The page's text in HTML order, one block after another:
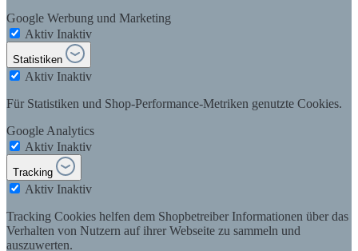
Google Werbung und Marketing
Aktiv Inaktiv
Statistiken
Aktiv Inaktiv
Für Statistiken und Shop-Performance-Metriken genutzte Cookies.
Google Analytics
Aktiv Inaktiv
Tracking
Aktiv Inaktiv
Tracking Cookies helfen dem Shopbetreiber Informationen über das
Verhalten von Nutzern auf ihrer Webseite zu sammeln und
auszuwerten.